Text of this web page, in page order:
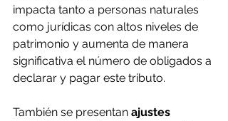
impacta tanto a personas naturales
como jurídicas con altos niveles de
patrimonio y aumenta de manera
significativa el número de obligados a
declarar y pagar este tributo.
También se presentan ajustes